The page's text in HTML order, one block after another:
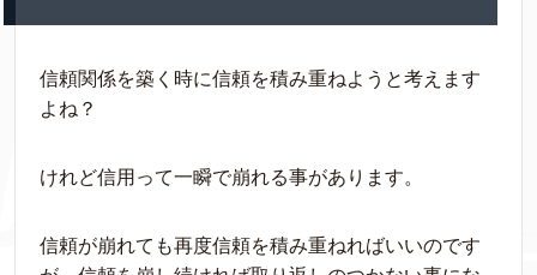
信頼関係を築く時に信頼を積み重ねようと考えます
よね？
けれど信用って一瞬で崩れる事があります。
信頼が崩れても再度信頼を積み重ねればいいのです